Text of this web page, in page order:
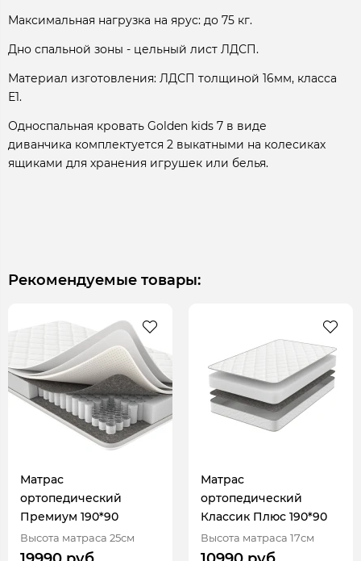
Максимальная нагрузка на ярус: до 75 кг.
Дно спальной зоны - цельный лист ЛДСП.
Материал изготовления: ЛДСП толщиной 16мм, класса
Е1.
Односпальная кровать Golden kids 7 в виде
диванчика комплектуется 2 выкатными на колесиках
ящиками для хранения игрушек или белья.
Рекомендуемые товары:
Матрас
ортопедический
Премиум 190*90
Высота матраса 25см
Матрас
ортопедический
Классик Плюс 190*90
Высота матраса 17см